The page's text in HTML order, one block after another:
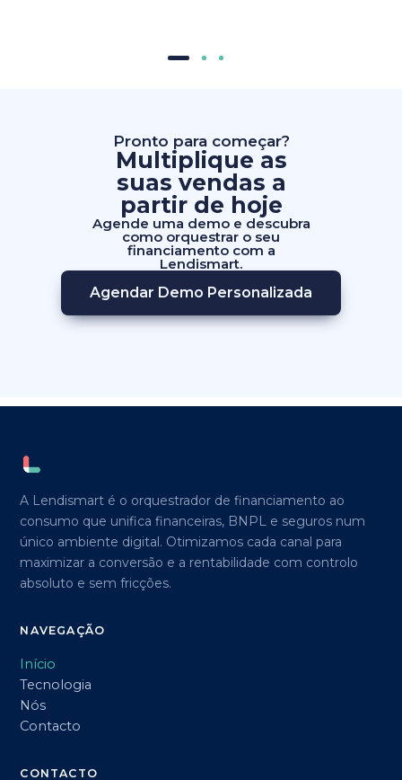
Pronto para começar?
Multiplique as
suas vendas a
partir de hoje
Agende uma demo e descubra
como orquestrar o seu
financiamento com a
Lendismart.
Agendar Demo Personalizada
A Lendismart é o orquestrador de financiamento ao
consumo que unifica financeiras, BNPL e seguros num
único ambiente digital. Otimizamos cada canal para
maximizar a conversão e a rentabilidade com controlo
absoluto e sem fricções.
NAVEGAÇÃO
Início
Tecnologia
Nós
Contacto
CONTACTO